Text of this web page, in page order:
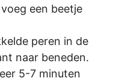
een beetje
peren in de
naar beneden.
5-7 minuten